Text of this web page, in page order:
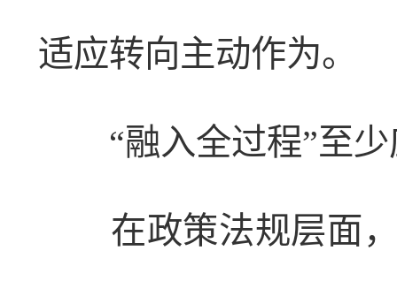
适应转向主动作为。
“融入全过程”至少
在政策法规层面，